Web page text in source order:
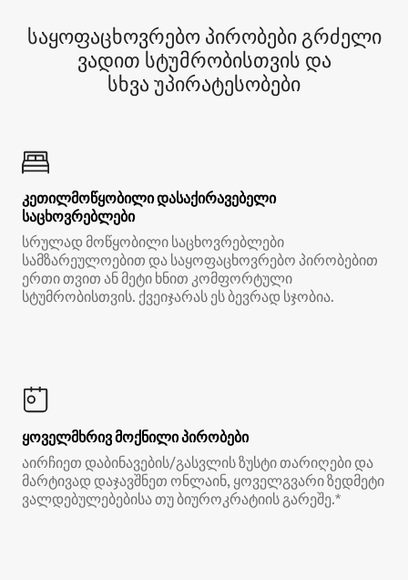
საყოფაცხოვრებო პირობები გრძელი
ვადით სტუმრობისთვის და
სხვა უპირატესობები
კეთილმოწყობილი დასაქირავებელი
საცხოვრებლები
სრულად მოწყობილი საცხოვრებლები
სამზარეულოებით და საყოფაცხოვრებო პირობებით
ერთი თვით ან მეტი ხნით კომფორტული
სტუმრობისთვის. ქვეიჯარას ეს ბევრად სჯობია.
ყოველმხრივ მოქნილი პირობები
აირჩიეთ დაბინავების/გასვლის ზუსტი თარიღები და
მარტივად დაჯავშნეთ ონლაინ, ყოველგვარი ზედმეტი
ვალდებულებებისა თუ ბიუროკრატიის გარეშე.*